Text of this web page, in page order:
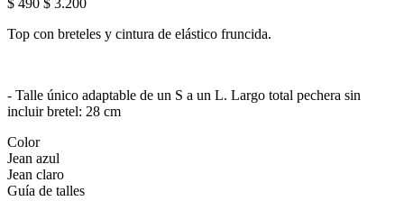
Top con breteles y cintura de elástico fruncida.
- Talle único adaptable de un S a un L. Largo total pechera sin
incluir bretel: 28 cm
Color
Jean azul
Jean claro
Guía de talles